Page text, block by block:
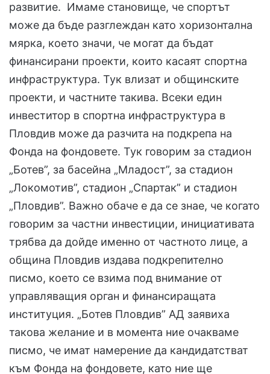
развитие. Имаме становище, че спортът
може да бъде разглеждан като хоризонтална
мярка, което значи, че могат да бъдат
финансирани проекти, които касаят спортна
инфраструктура. Тук влизат и общинските
проекти, и частните такива. Всеки един
инвеститор в спортна инфраструктура в
Пловдив може да разчита на подкрепа на
Фонда на фондовете. Тук говорим за стадион
„Ботев”, за басейна „Младост”, за стадион
„Локомотив”, стадион „Спартак” и стадион
„Пловдив”. Важно обаче е да се знае, че когато
говорим за частни инвестиции, инициативата
трябва да дойде именно от частното лице, а
община Пловдив издава подкрепително
писмо, което се взима под внимание от
управляващия орган и финансиращата
институция. „Ботев Пловдив” АД заявиха
такова желание и в момента ние очакваме
писмо, че имат намерение да кандидатстват
към Фонда на фондовете, като ние ще